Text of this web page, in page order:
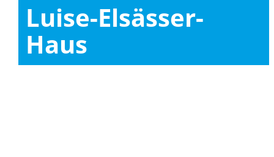
Luise-Elsässer-
Haus